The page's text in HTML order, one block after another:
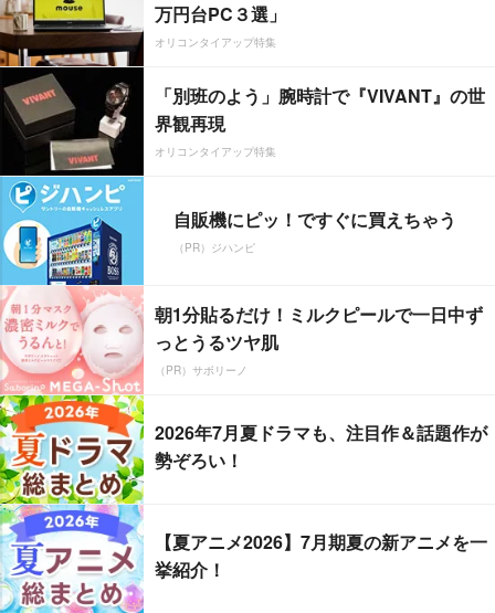
万円台PC３選」
オリコンタイアップ特集
「別班のよう」腕時計で『VIVANT』の世
界観再現
オリコンタイアップ特集
自販機にピッ！ですぐに買えちゃう
（PR）ジハンピ
朝1分貼るだけ！ミルクピールで一日中ず
っとうるツヤ肌
（PR）サボリーノ
2026年7月夏ドラマも、注目作＆話題作が
勢ぞろい！
【夏アニメ2026】7月期夏の新アニメを一
挙紹介！